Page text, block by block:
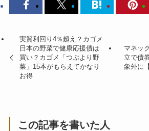
実質利回り4％超え？カゴメ
日本の野菜で健康応援債は
買い？カゴメ「つぶより野
菜」15本がもらえてかなり
お得
マネッ
立で債
象外に
この記事を書いた人